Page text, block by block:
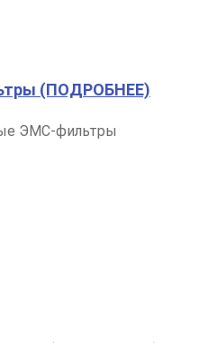
(ПОДРОБНЕЕ)
ЭМС-фильтры